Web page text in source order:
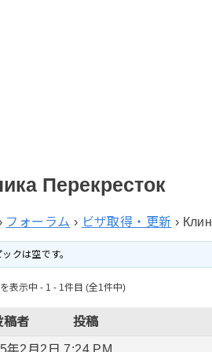
Перекресток
フォーラム › ビザ取得・更新 ›
クは空です。
表示中 - 1 - 1件目 (全1件中)
稿者 投稿
年2月2日 7:24 PM